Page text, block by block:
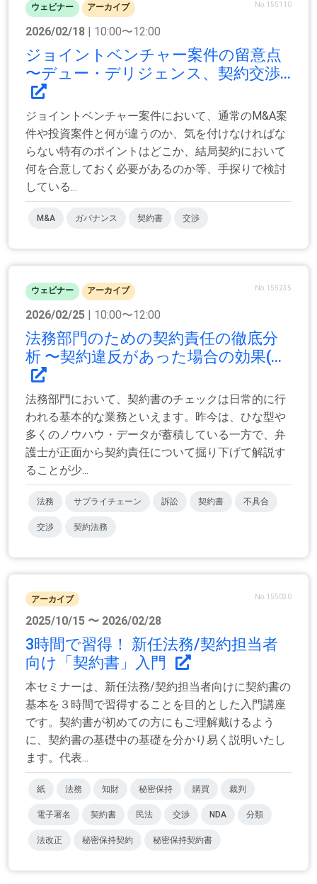
ウェビナー アーカイブ No.155110
2026/02/18 | 10:00〜12:00
ジョイントベンチャー案件の留意点
〜デュー・デリジェンス、契約交渉...
ジョイントベンチャー案件において、通常のM&A案
件や投資案件と何が違うのか、気を付けなければな
らない特有のポイントはどこか、結局契約において
何を合意しておく必要があるのか等、手探りで検討
している...
M&A ガバナンス 契約書 交渉
ウェビナー アーカイブ No.155235
2026/02/25 | 10:00〜12:00
法務部門のための契約責任の徹底分
析 〜契約違反があった場合の効果(...
法務部門において、契約書のチェックは日常的に行
われる基本的な業務といえます。昨今は、ひな型や
多くのノウハウ・データが蓄積している一方で、弁
護士が正面から契約責任について掘り下げて解説す
ることが少...
法務 サプライチェーン 訴訟 契約書 不具合
交渉 契約法務
アーカイブ No.155030
2025/10/15 〜 2026/02/28
3時間で習得！ 新任法務/契約担当者
向け「契約書」入門
本セミナーは、新任法務/契約担当者向けに契約書の
基本を３時間で習得することを目的とした入門講座
です。契約書が初めての方にもご理解戴けるよう
に、契約書の基礎中の基礎を分かり易く説明いたし
ます。代表...
紙 法務 知財 秘密保持 購買 裁判
電子署名 契約書 民法 交渉 NDA 分類
法改正 秘密保持契約 秘密保持契約書